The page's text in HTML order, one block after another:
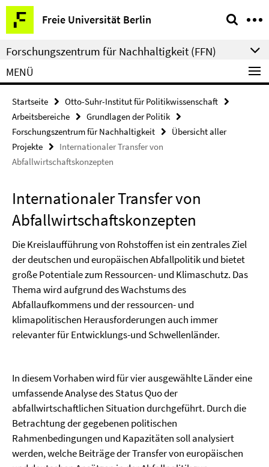
Springe
direkt
zu
Inhalt
Freie Universität Berlin
Service-
Navigation
Forschungszentrum für Nachhaltigkeit (FFN)
MENÜ
Startseite
Otto-Suhr-Institut für Politikwissenschaft
Arbeitsbereiche
Grundlagen der Politik
Forschungszentrum für Nachhaltigkeit
Übersicht aller
Projekte
Internationaler Transfer von
Abfallwirtschaftskonzepten
Internationaler Transfer von
Abfallwirtschaftskonzepten
Die Kreislaufführung von Rohstoffen ist ein zentrales Ziel
der deutschen und europäischen Abfallpolitik und bietet
große Potentiale zum Ressourcen- und Klimaschutz. Das
Thema wird aufgrund des Wachstums des
Abfallaufkommens und der ressourcen- und
klimapolitischen Herausforderungen auch immer
relevanter für Entwicklungs-und Schwellenländer.
In diesem Vorhaben wird für vier ausgewählte Länder eine
umfassende Analyse des Status Quo der
abfallwirtschaftlichen Situation durchgeführt. Durch die
Betrachtung der gegebenen politischen
Rahmenbedingungen und Kapazitäten soll analysiert
werden, welche Beiträge der Transfer von europäischen